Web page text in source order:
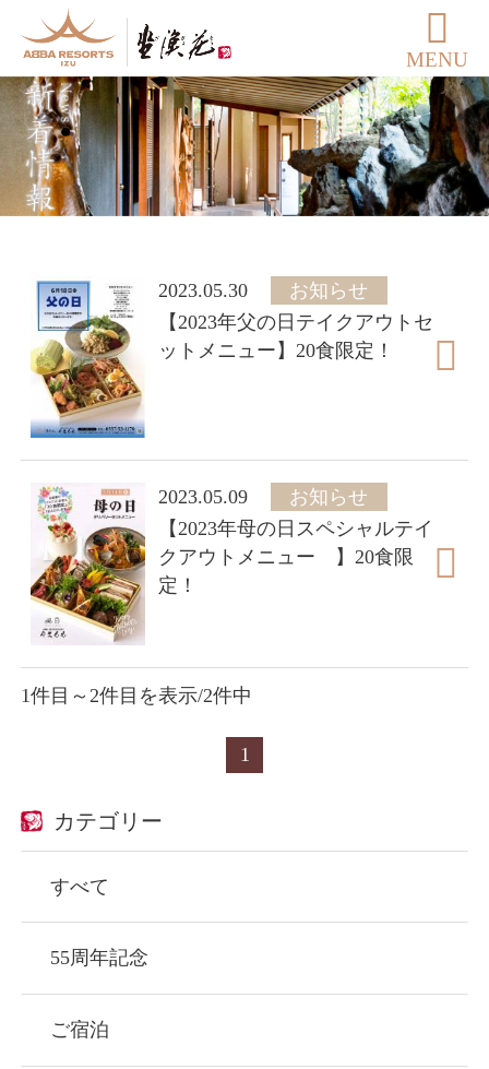
MENU
2023.05.30
お知らせ
【2023年父の日テイクアウトセ
ットメニュー】20食限定！
2023.05.09
お知らせ
【2023年母の日スペシャルテイ
クアウトメニュー 】20食限
定！
1件目～2件目を表示/2件中
1
カテゴリー
すべて
55周年記念
ご宿泊